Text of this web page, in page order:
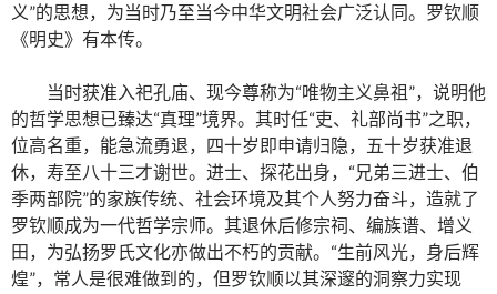
义”的思想，为当时乃至当今中华文明社会广泛认同。罗钦顺
《明史》有本传。
当时获准入祀孔庙、现今尊称为“唯物主义鼻祖”，说明他
的哲学思想已臻达“真理”境界。其时任“吏、礼部尚书”之职，
位高名重，能急流勇退，四十岁即申请归隐，五十岁获准退
休，寿至八十三才谢世。进士、探花出身，“兄弟三进士、伯
季两部院”的家族传统、社会环境及其个人努力奋斗，造就了
罗钦顺成为一代哲学宗师。其退休后修宗祠、编族谱、增义
田，为弘扬罗氏文化亦做出不朽的贡献。“生前风光，身后辉
煌”，常人是很难做到的，但罗钦顺以其深邃的洞察力实现